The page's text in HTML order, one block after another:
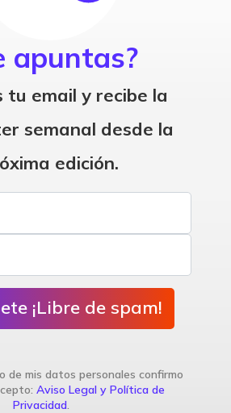
apuntas?
tu email y recibe la
semanal desde la
edición.
¡Libre de spam!
de mis datos personales confirmo
Aviso Legal y Política de
Privacidad.